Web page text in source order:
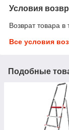
Условия
Возврат товара
Все условия
Подобные